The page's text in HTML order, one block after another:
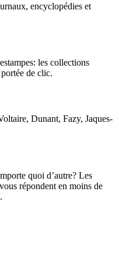
encyclopédies et
les collections
de clic.
Dunant, Fazy, Jaques-
quoi d’autre? Les
répondent en moins de